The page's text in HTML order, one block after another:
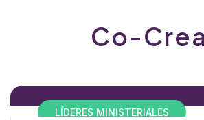
Co-
LÍDERES MINISTERIALES